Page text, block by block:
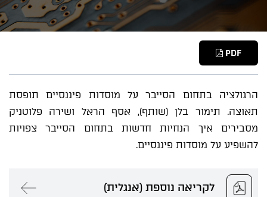
PDF
הרגולציה בתחום הסייבר על מוסדות פיננסיים תופסת
תאוצה. תימור בלן (שותף), אסף הראל ושירה פלוטניק
מסבירים איך הנחיות חדשות בתחום הסייבר צפויות
להשפיע על מוסדות פיננסיים.
לקריאה נוספת (אנגלית)